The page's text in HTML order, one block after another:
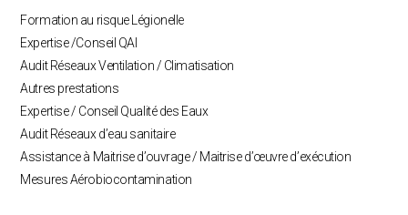
Formation au risque Légionelle
Expertise /Conseil QAI
Audit Réseaux Ventilation / Climatisation
Autres prestations
Expertise / Conseil Qualité des Eaux
Audit Réseaux d’eau sanitaire
Assistance à Maitrise d’ouvrage / Maitrise d’œuvre d’exécution
Mesures Aérobiocontamination